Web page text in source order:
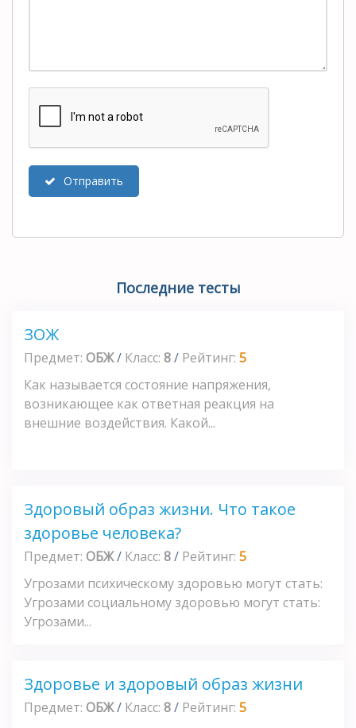
Отправить
Последние тесты
ЗОЖ
Предмет: ОБЖ/ Класс: 8/ Рейтинг: 5
Как называется состояние напряжения,
возникающее как ответная реакция на
внешние воздействия. Какой...
Здоровый образ жизни. Что такое
здоровье человека?
Предмет: ОБЖ/ Класс: 8/ Рейтинг: 5
Угрозами психическому здоровью могут стать:
Угрозами социальному здоровью могут стать:
Угрозами...
Здоровье и здоровый образ жизни
Предмет: ОБЖ/ Класс: 8/ Рейтинг: 5